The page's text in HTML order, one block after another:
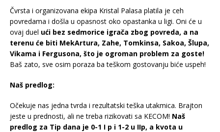
Čvrsta i organizovana ekipa Kristal Palasa platila je ceh
povredama i došla u opasnost oko opastanka u ligi. Oni će u
ovaj duel ući bez sedmorice igrača zbog povreda, a na
terenu će biti MekArtura, Zahe, Tomkinsa, Sakoa, Šlupa,
Vikama i Fergusona, što je ogroman problem za goste!
Baš zato, sve osim poraza ba teškom gostovanju biće uspeh!
Naš predlog:
Očekuje nas jedna tvrda i rezultatski teška utakmica. Brajton
jeste u prednosti, ali ne treba rizikovati sa KECOM! Naš
predlog za Tip dana je 0-1 I p i 1-2 u IIp, a kvota u